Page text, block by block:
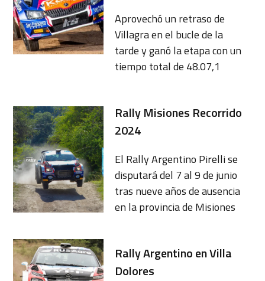
Aprovechó un retraso de
Villagra en el bucle de la
tarde y ganó la etapa con un
tiempo total de 48.07,1
Rally Misiones Recorrido
2024
El Rally Argentino Pirelli se
disputará del 7 al 9 de junio
tras nueve años de ausencia
en la provincia de Misiones
Rally Argentino en Villa
Dolores